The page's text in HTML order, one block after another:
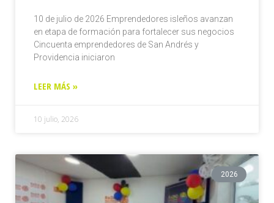
10 de julio de 2026 Emprendedores isleños avanzan
en etapa de formación para fortalecer sus negocios
Cincuenta emprendedores de San Andrés y
Providencia iniciaron
LEER MÁS »
10 julio, 2026
2026